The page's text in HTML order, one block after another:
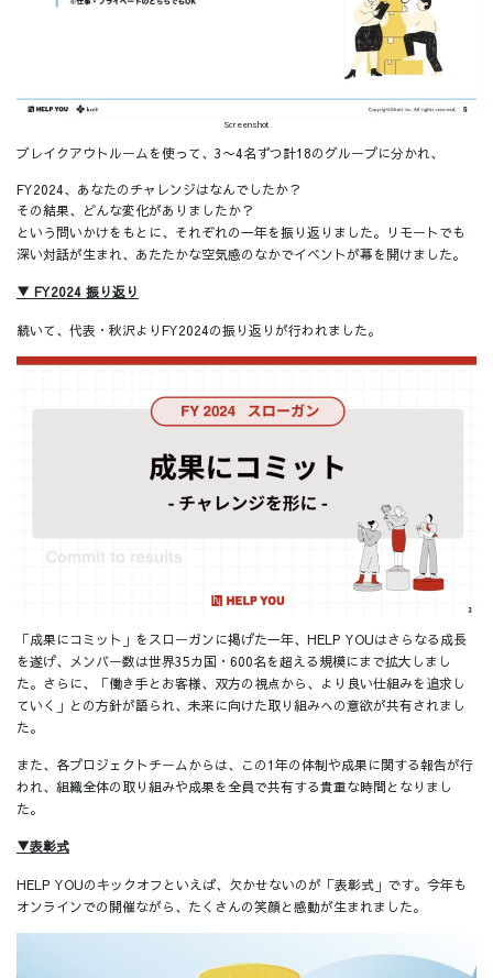
Screenshot
ブレイクアウトルームを使って、3〜4名ずつ計18のグループに分かれ、
FY2024、あなたのチャレンジはなんでしたか？
その結果、どんな変化がありましたか？
という問いかけをもとに、それぞれの一年を振り返りました。リモートでも
深い対話が生まれ、あたたかな空気感のなかでイベントが幕を開けました。
▼ FY2024 振り返り
続いて、代表・秋沢よりFY2024の振り返りが行われました。
「成果にコミット」をスローガンに掲げた一年、HELP YOUはさらなる成長
を遂げ、メンバー数は世界35カ国・600名を超える規模にまで拡大しまし
た。さらに、「働き手とお客様、双方の視点から、より良い仕組みを追求し
ていく」との方針が語られ、未来に向けた取り組みへの意欲が共有されまし
た。
また、各プロジェクトチームからは、この1年の体制や成果に関する報告が行
われ、組織全体の取り組みや成果を全員で共有する貴重な時間となりまし
た。
▼表彰式
HELP YOUのキックオフといえば、欠かせないのが「表彰式」です。今年も
オンラインでの開催ながら、たくさんの笑顔と感動が生まれました。